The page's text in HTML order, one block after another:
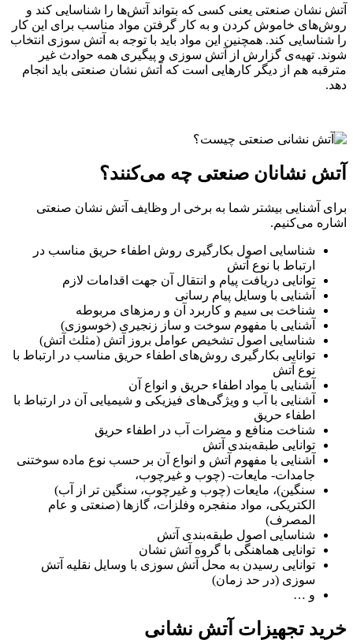
آتش نشان صنعتی یعنی کسی که بتواند آتش‌ها را شناسایی کند و
روش‌های خاموش کردن و به کار گرفتن مواد مناسب برای این کار
را شناسایی کند. همچنین این مواد باید با توجه به آتش سوزی انتخاب
شوند. تهیه‌ی گزارش از آتش سوزی و پیگیری همه حوادث غیر
مترقبه هم از دیگر کارهایی است که آتش نشان صنعتی باید انجام
دهد.
آتش نشانان صنعتی چه می‌کنند؟
برای آشنایی بیشتر شما به برخی ار وظایف آتش نشان صنعتی
اشاره می‌کنیم.
شناسایی اصول بکارگیری روش اطفاء حریق مناسب در
ارتباط با نوع آتش
توانایی دریافت پیام و انتقال آن جهت اقدامات لازم
آشنایی با وسایل پیام‌ رسانی
شناخت بی سیم و کاربرد آن و رمزهای مربوطه
آشنایی با مفهوم سوخت و ساز زنجیری (خوسوزی)
شناسایی اصول تشخیص عوامل بروز آتش (مثلث آتش)
توانایی بکارگیری روش‌های اطفاء حریق مناسب در ارتباط با
نوع آتش
آشنایی با مواد اطفاء حریق و انواع آن
آشنایی با آب و ویژگی‌های فیزیکی و شیمیایی آن در ارتباط با
اطفاء حریق
شناخت منافع و مضرات آب در اطفاء حریق
توانایی طبقه‌بندی آتش
آشنایی با مفهوم آتش و انواع آن بر حسب نوع ماده سوختنی
جامدات- مایعات- (چوب و غیرچوب،
سنگین)، مایعات (چوب و غیرچوب، سنگین تر از آب)
الکتریکی، مواد منفجره وفلزات، گازها (صنعتی و عام
المصرف)
شناسایی اصول طبقه‌بندی آتش
توانایی هماهنگی با گروه آتش نشان
توانایی رسیدن به محل آتش سوزی با وسایل نقلیه آتش
سوزی (در حد زمان)
و …
خرید تجهیزات آتش نشانی